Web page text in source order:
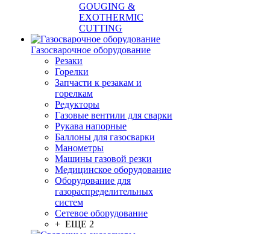
GOUGING &
EXOTHERMIC
CUTTING
Газосварочное оборудование
Резаки
Горелки
Запчасти к резакам и
горелкам
Редукторы
Газовые вентили для сварки
Рукава напорные
Баллоны для газосварки
Манометры
Машины газовой резки
Медицинское оборудование
Оборудование для
газораспределительных
систем
Сетевое оборудование
+ ЕЩЕ 2